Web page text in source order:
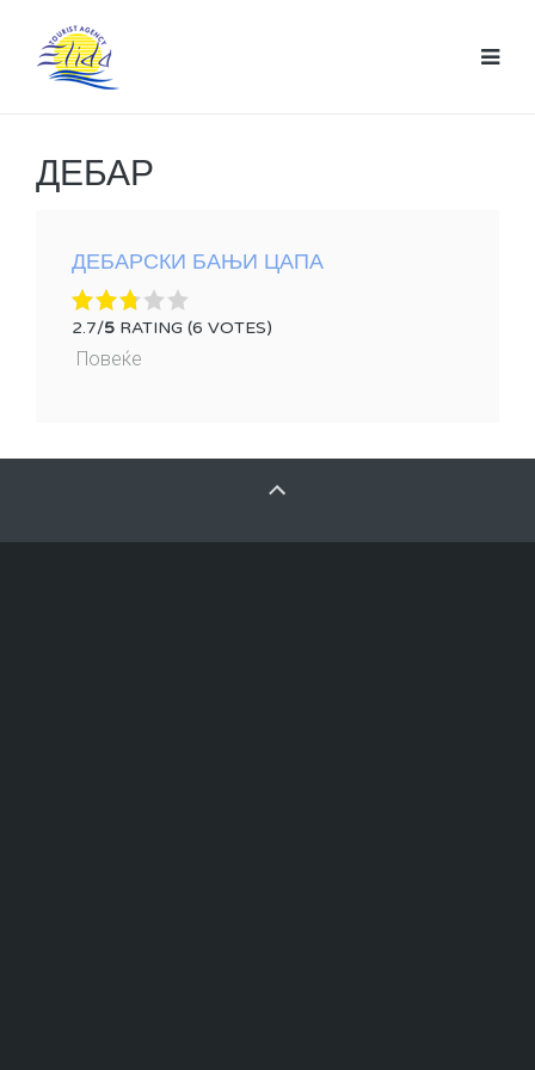
ДЕБАР
ДЕБАРСКИ БАЊИ ЦАПА
2.7/5 RATING (6 VOTES)
Повеќе